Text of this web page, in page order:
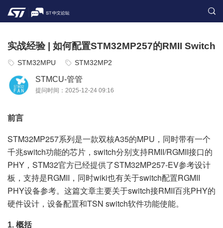
实战经验 | 如何配置STM32MP257的RMII Switch
STM32MPU STM32MP2
STMCU-管管
提问时间：2025-12-24 09:16
前言
STM32MP257系列是一款双核A35的MPU，同时带有一个
千兆switch功能的芯片，switch分别支持RMII/RGMII接口的
PHY，STM32官方已经提供了STM32MP257-EV参考设计
板，支持是RGMII，同时wiki也有关于switch配置RGMII
PHY设备参考。这篇文章主要关于switch接RMII百兆PHY的
硬件设计，设备配置和TSN switch软件功能使能。
1. 概括